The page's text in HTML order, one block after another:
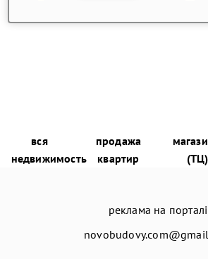
вся
недвижимость
продажа
квартир
(ТЦ)
реклама на порталі